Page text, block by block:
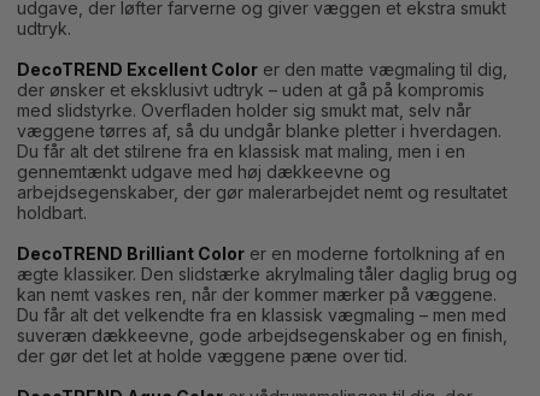
udgave, der løfter farverne og giver væggen et ekstra smukt
udtryk.
DecoTREND Excellent Color er den matte vægmaling til dig,
der ønsker et eksklusivt udtryk – uden at gå på kompromis
med slidstyrke. Overfladen holder sig smukt mat, selv når
væggene tørres af, så du undgår blanke pletter i hverdagen.
Du får alt det stilrene fra en klassisk mat maling, men i en
gennemtænkt udgave med høj dækkeevne og
arbejdsegenskaber, der gør malerarbejdet nemt og resultatet
holdbart.
DecoTREND Brilliant Color er en moderne fortolkning af en
ægte klassiker. Den slidstærke akrylmaling tåler daglig brug og
kan nemt vaskes ren, når der kommer mærker på væggene.
Du får alt det velkendte fra en klassisk vægmaling – men med
suveræn dækkeevne, gode arbejdsegenskaber og en finish,
der gør det let at holde væggene pæne over tid.